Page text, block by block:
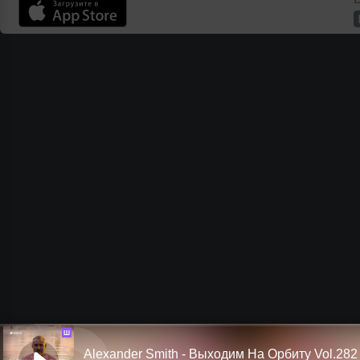
Ш
Alexander Smith - Выходим На Орбиту Vol.282